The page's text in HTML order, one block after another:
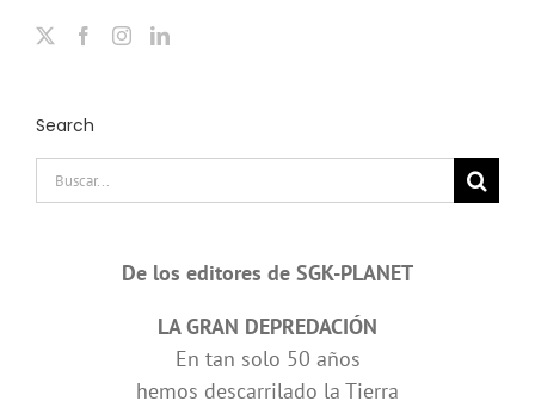
Search
Buscar:
De los editores de SGK-PLANET
LA GRAN DEPREDACIÓN
En tan solo 50 años
hemos descarrilado la Tierra